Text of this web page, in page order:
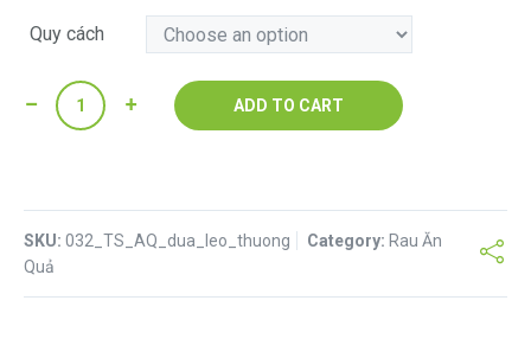
Quy cách
Quantity ADD TO CART
SKU: 032_TS_AQ_dua_leo_thuong Category: Rau Ăn
Quả